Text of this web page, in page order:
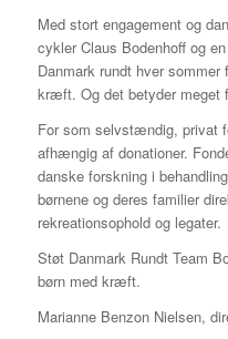
Med stort engagement og
cykler Claus Bodenhoff og
Danmark rundt hver
kræft. Og det betyder meget
For som selvstændig, privat
afhængig af donationer.
danske forskning i
børnene og deres familier
rekreationsophold og legater.
Støt Danmark Rundt Team
børn med kræft.
Marianne Benzon Nielsen,